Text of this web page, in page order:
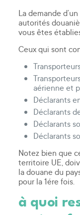
La demande
autorités
vous êtes
Ceux qui sont
aérienne et
Déclarants
Déclarants
Déclarants
Déclarants
Notez bien que
territoire UE,
la douane du
pour la 1ére fois.
à quoi